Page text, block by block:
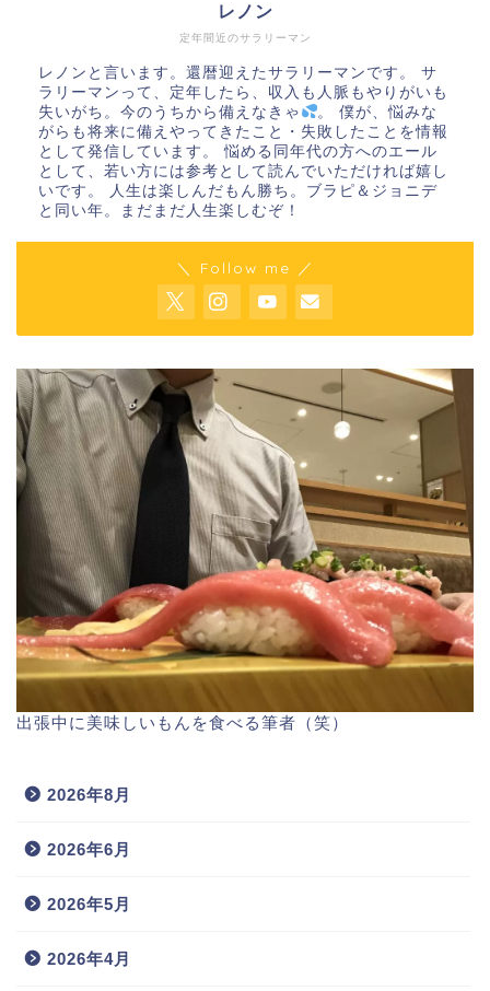
定年間近のサラリーマン
レノン
レノンと言います。還暦迎えたサラリーマンです。 サ
ラリーマンって、定年したら、収入も人脈もやりがいも
失いがち。今のうちから備えなきゃ
。 僕が、悩みな
がらも将来に備えやってきたこと・失敗したことを情報
として発信しています。 悩める同年代の方へのエール
として、若い方には参考として読んでいただければ嬉し
いです。 人生は楽しんだもん勝ち。ブラピ＆ジョニデ
と同い年。まだまだ人生楽しむぞ！
＼ Follow me ／
出張中に美味しいもんを食べる筆者（笑）
2026年8月
2026年6月
2026年5月
2026年4月